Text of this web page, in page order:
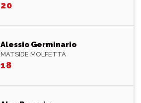
20
Alessio Germinario
MATSIDE MOLFETTA
18